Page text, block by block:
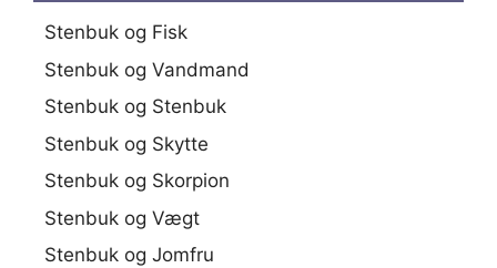
Stenbuk og Fisk
Stenbuk og Vandmand
Stenbuk og Stenbuk
Stenbuk og Skytte
Stenbuk og Skorpion
Stenbuk og Vægt
Stenbuk og Jomfru